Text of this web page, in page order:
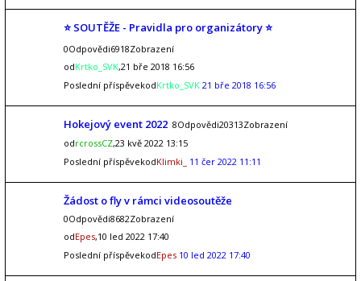
⭐ SOUTĚŽE - Pravidla pro organizátory ⭐
0Odpovědi6918Zobrazení
odKrtko_SVK,21 bře 2018 16:56
Poslední příspěvekodKrtko_SVK 21 bře 2018 16:56
Hokejový event 2022 8Odpovědi20313Zobrazení
odrcrossCZ,23 kvě 2022 13:15
Poslední příspěvekodKlimki_ 11 čer 2022 11:11
Žádost o fly v rámci videosoutěže
0Odpovědi8682Zobrazení
odEpes,10 led 2022 17:40
Poslední příspěvekodEpes 10 led 2022 17:40